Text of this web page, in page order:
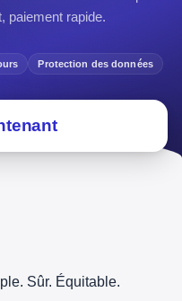
paiement rapide.
Protection des données
Sûr. Équitable.